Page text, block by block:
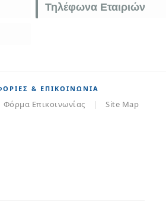
Τηλέφωνα Εταιριών
& ΕΠΙΚΟΙΝΩΝΊΑ
Φόρμα Επικοινωνίας | Site Map